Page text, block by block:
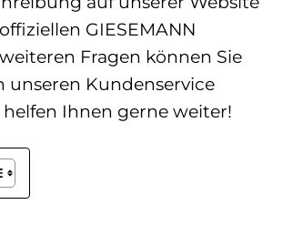
GIESEMANN
Fragen können Sie
unseren Kundenservice
Ihnen gerne weiter!